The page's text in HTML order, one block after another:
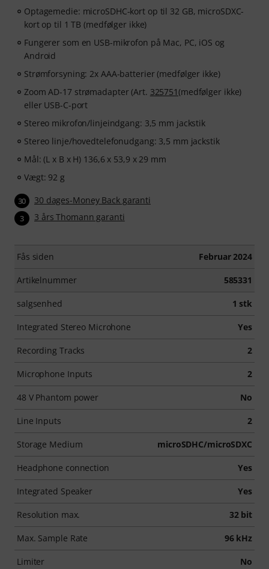
Optagemedie: microSDHC-kort op til 32 GB, microSDXC-
kort op til 1 TB (medfølger ikke)
Fungerer som en USB-mikrofon på Mac, PC, iOS og
Android
Strømforsyning: 2x AAA-batterier (medfølger ikke)
Zoom AD-17 strømadapter (Art. 325751(medfølger ikke)
eller USB-C-port
Stereo mikrofon/linjeindgang: 3,5 mm jackstik
Stereo linje/hovedtelefonudgang: 3,5 mm jackstik
Mål: (L x B x H) 136,6 x 53,9 x 29 mm
Vægt: 92 g
30 30 dages-Money Back garanti
3 3 års Thomann garanti
Fås siden Februar 2024
Artikelnummer 585331
salgsenhed 1 stk
Integrated Stereo Microhone Yes
Recording Tracks 2
Microphone Inputs 2
48 V Phantom power No
Line Inputs 2
Storage Medium microSDHC/microSDXC
Headphone connection Yes
Integrated Speaker Yes
Resolution max. 32 bit
Max. Sample Rate 96 kHz
Limiter No